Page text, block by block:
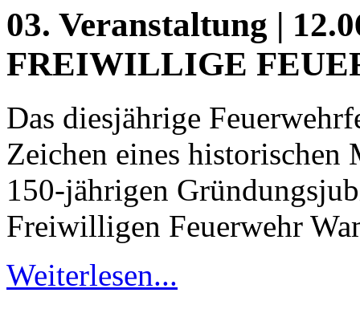
03. Veranstaltung |
FREIWILLIGE
Das diesjährige
Zeichen eines historischen
150-jährigen
Freiwilligen Feuerwehr
Weiterlesen...